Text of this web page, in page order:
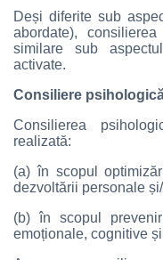
Deși diferite sub
abordate),
similare sub
activate.
Consiliere
Consilierea
realizată:
(a) în scopul
dezvoltării personale
(b) în scopul
emoționale, cognitive